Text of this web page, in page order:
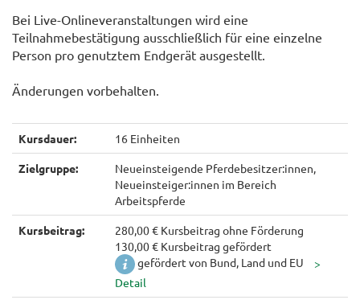
Bei Live-Onlineveranstaltungen wird eine
Teilnahmebestätigung ausschließlich für eine einzelne
Person pro genutztem Endgerät ausgestellt.
Änderungen vorbehalten.
Kursdauer: 16 Einheiten
Zielgruppe:
Neueinsteigende Pferdebesitzer:innen,
Neueinsteiger:innen im Bereich
Arbeitspferde
Kursbeitrag:
280,00 € Kursbeitrag ohne Förderung
130,00 € Kursbeitrag gefördert
gefördert von Bund, Land und EU